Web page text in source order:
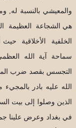
والمعيشي بالنسبة له,
هي الشجاعة العظيمة
الخلفية الأخلاقية حيث
سماحة آية الله
التجسس بقصد ضرب
الله عليه بادر
الذين وصلوا إلى بيت
في بغداد وعرض علينا